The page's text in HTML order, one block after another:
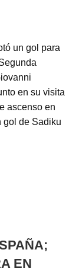
un gol para
en su visita
ascenso en
de Sadiku
EN